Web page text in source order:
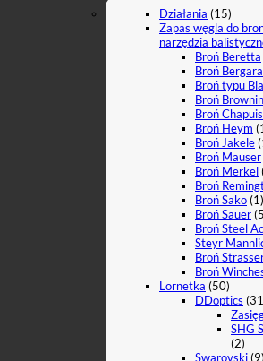
Działania (15)
Zapas węgla do
narzędzia
Broń Beretta
Broń Bergara
Broń typu
Broń
Broń Chapuis
Broń Heym
Broń Jakele
Broń Mauser
Broń Merkel
Broń
Broń Sako(1)
Broń Sauer
Broń Steel
Steyr
Broń
Broń
Lornetka (50)
DDoptics
SHG
(2)
Swarovski(9)